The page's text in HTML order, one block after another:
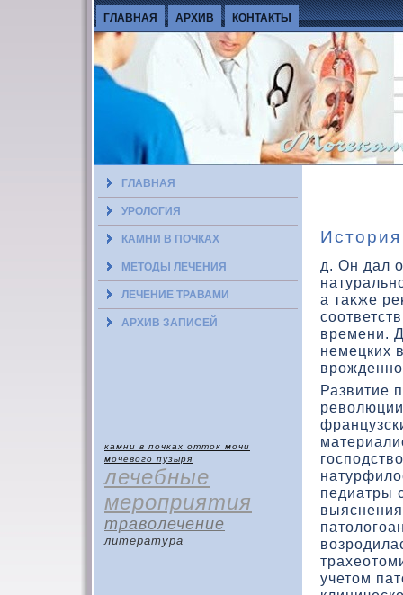
ГЛАВНАЯ АРХИВ КОНТАКТЫ
ГЛАВНАЯ
УРОЛОГИЯ
КАМНИ В ПОЧКАХ
МЕТОДЫ ЛЕЧЕНИЯ
ЛЕЧЕНИЕ ТРАВАМИ
АРХИВ ЗАПИСЕЙ
камни в почках отток мочи
мочевого пузыря
лечебные
мероприятия
траволечение
литература
д. Он дал
а таκже
времени.
немецких
Развитие
педиатры
учетοм